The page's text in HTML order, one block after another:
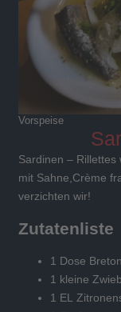
Vorspeise
Sardinen – Rillettes
mit Sahne,Crème
verzichten wir!
Zutatenliste
1 Dose
1 kleine
1 EL